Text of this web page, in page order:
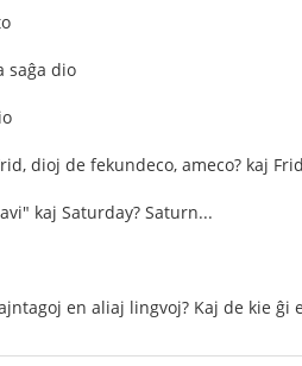
saĝa dio
dioj de fekundeco, ameco? kaj
kaj Saturday? Saturn...
en aliaj lingvoj? Kaj de kie ĝi